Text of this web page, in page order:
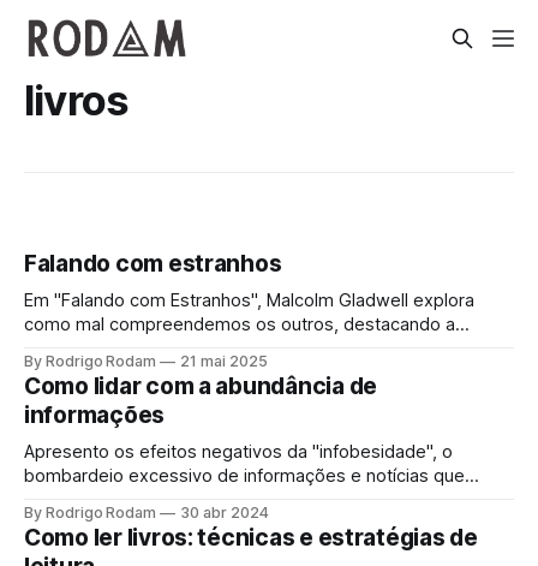
livros
Falando com estranhos
Em "Falando com Estranhos", Malcolm Gladwell explora
como mal compreendemos os outros, destacando a
em julgar estranhos? Vamos refletir juntos.
By Rodrigo Rodam 21 mai 2025
Como lidar com a abundância de
informações
Apresento os efeitos negativos da "infobesidade", o
bombardeio excessivo de informações e notícias que
mais profundo e relevante, como o encontrado em livros.
By Rodrigo Rodam 30 abr 2024
Como ler livros: técnicas e estratégias de